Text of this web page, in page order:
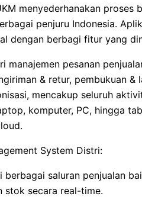
menyederhanakan proses
penjuru Indonesia.
dengan berbagi fitur yang
pesanan
& retur, pembukuan &
mencakup seluruh
komputer, PC, hingga
System Distri:
berbagai saluran penjualan
stok secara real-time.